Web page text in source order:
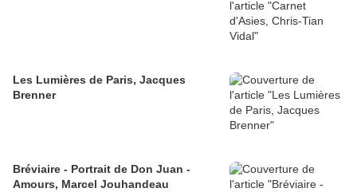
Les Lumières de Paris, Jacques
Brenner
Bréviaire - Portrait de Don Juan -
Amours, Marcel Jouhandeau